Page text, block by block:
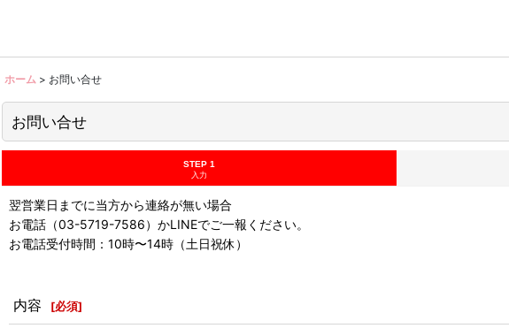
ホーム > お問い合せ
お問い合せ
STEP 1
入力
翌営業日までに当方から連絡が無い場合
お電話（03-5719-7586）かLINEでご一報ください。
お電話受付時間：10時〜14時（土日祝休）
内容 [必須]